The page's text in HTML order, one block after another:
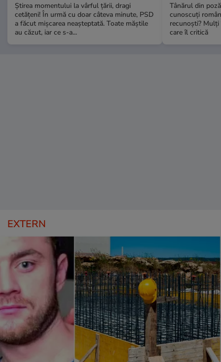
Știrea momentului la vârful țării, dragi
cetățeni! În urmă cu doar câteva minute, PSD
a făcut mișcarea neașteptată. Toate măștile
au căzut, iar ce s-a...
Tânărul din
cunoscuți
recunoști?
care îl critică
EXTERN